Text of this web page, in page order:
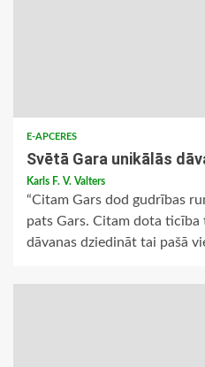
E-APCERES
Svētā Gara unikālās
Karls F. V. Valters
“Citam Gars dod gudrības
pats Gars. Citam dota ticība
dāvanas dziedināt tai pašā